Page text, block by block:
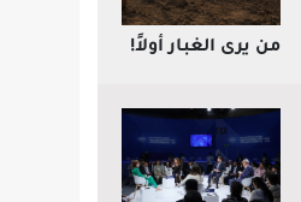
من يرى الغبار أولاً!